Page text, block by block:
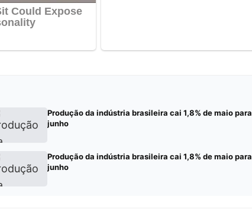
Produção da indústria brasileira cai 1,8% de maio para
junho
Produção da indústria brasileira cai 1,8% de maio para
junho